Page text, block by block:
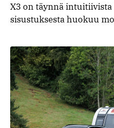
X3 on täynnä intuitiivista
sisustuksesta huokuu